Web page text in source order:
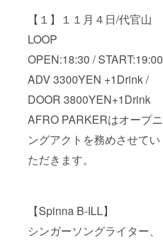
【１】１１月４日/代官山
LOOP
OPEN:18:30 / START:19:00
ADV 3300YEN +1Drink /
DOOR 3800YEN+1Drink
AFRO PARKERはオープニ
ングアクトを務めさせてい
ただきます。
【Spinna B-ILL】
シンガーソングライター、